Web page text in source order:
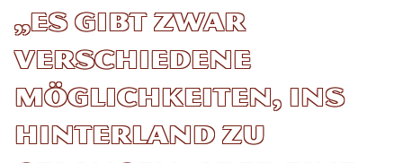
„Es gibt zwar
verschiedene
Möglichkeiten, ins
Hinterland zu